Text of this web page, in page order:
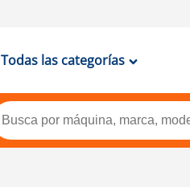
Todas las categorías